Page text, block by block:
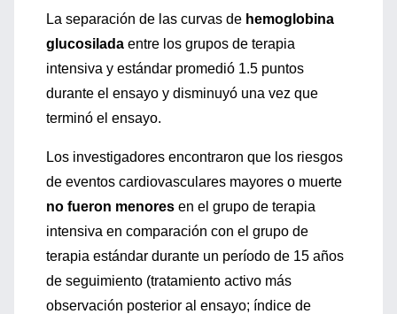
La separación de las curvas de hemoglobina
glucosilada entre los grupos de terapia
intensiva y estándar promedió 1.5 puntos
durante el ensayo y disminuyó una vez que
terminó el ensayo.
Los investigadores encontraron que los riesgos
de eventos cardiovasculares mayores o muerte
no fueron menores en el grupo de terapia
intensiva en comparación con el grupo de
terapia estándar durante un período de 15 años
de seguimiento (tratamiento activo más
observación posterior al ensayo; índice de